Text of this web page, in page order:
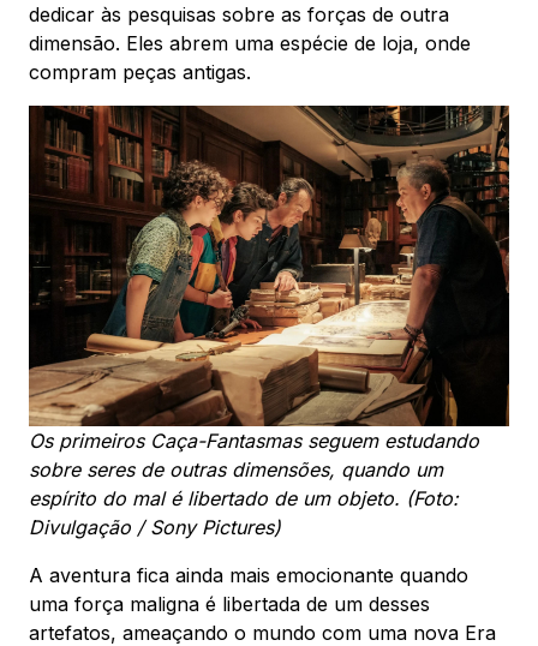
dedicar às pesquisas sobre as forças de outra
dimensão. Eles abrem uma espécie de loja, onde
compram peças antigas.
Os primeiros Caça-Fantasmas seguem estudando
sobre seres de outras dimensões, quando um
espírito do mal é libertado de um objeto. (Foto:
Divulgação / Sony Pictures)
A aventura fica ainda mais emocionante quando
uma força maligna é libertada de um desses
artefatos, ameaçando o mundo com uma nova Era